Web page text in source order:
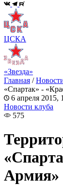
ЦСКА
«Звезда»
Главная /
«Спартак» -
6 апреля 2015,
Новости клуба
575
Армия»